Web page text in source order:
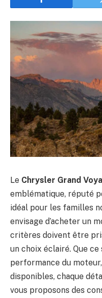
Le Chrysler Grand
emblématique, réputé
idéal pour les familles
envisage d’acheter un
critères doivent être
un choix éclairé. Que ce
performance du
disponibles, chaque
vous proposons des